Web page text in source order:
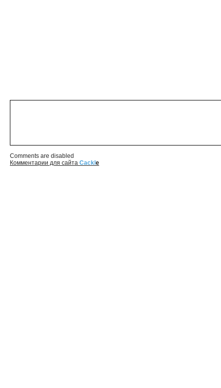
Comments are disabled
Комментарии для сайта Cackl e